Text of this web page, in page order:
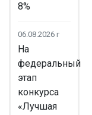
8%
06.08.2026 г
На
федеральный
этап
конкурса
«Лучшая